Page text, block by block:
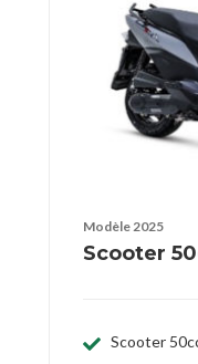
Modèle 2025
Scooter
Scooter